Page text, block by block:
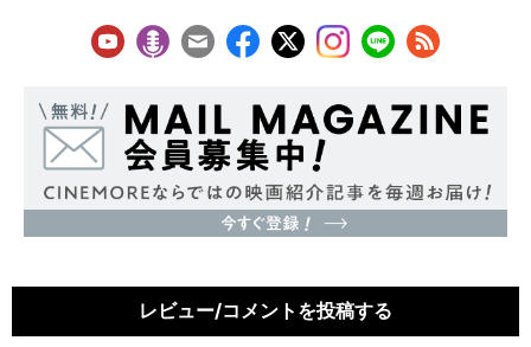
レビュー/コメントを投稿する